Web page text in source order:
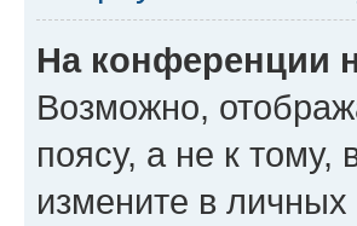
На конференции
Возможно,
поясу, а не к тому,
измените в личных